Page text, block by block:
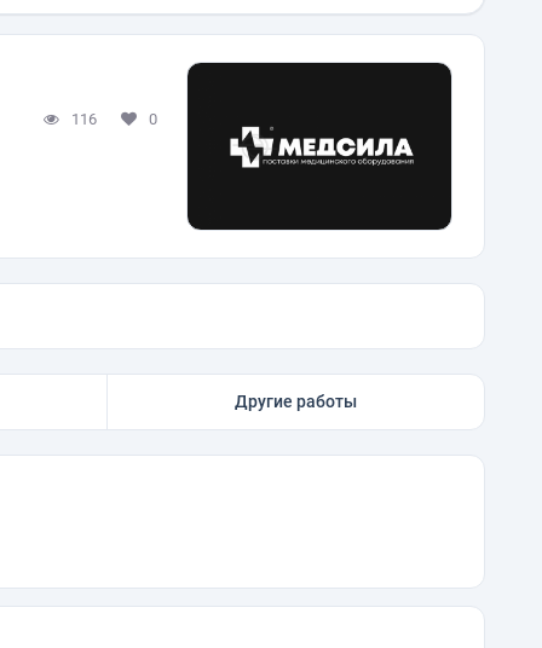
116 0
Другие работы